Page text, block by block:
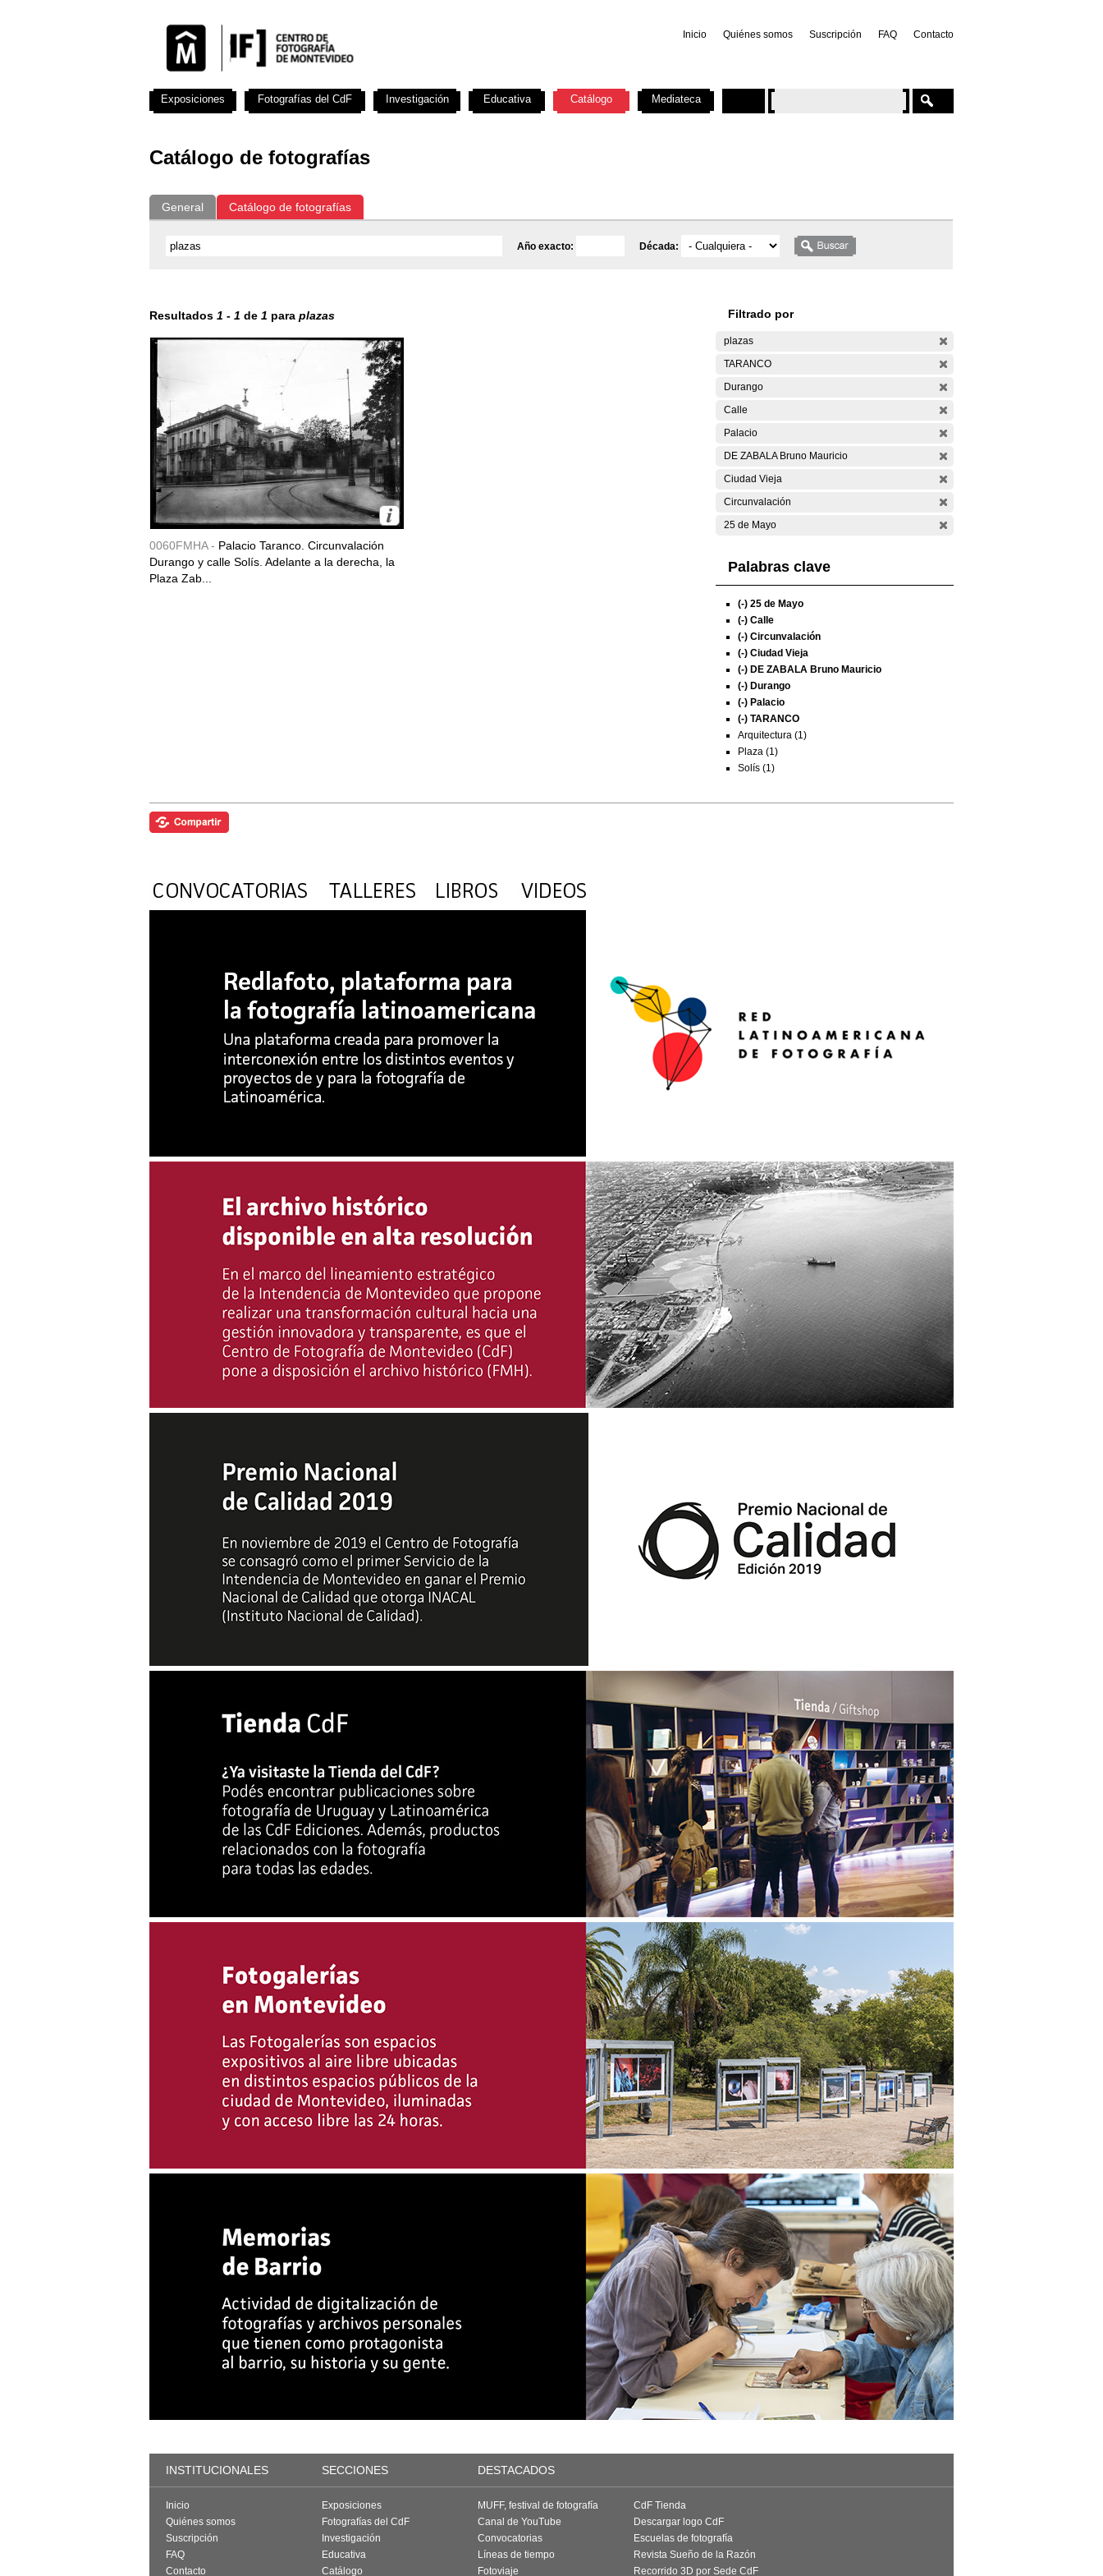
Inicio Quiénes somos Suscripción FAQ Contacto
Catálogo de fotografías
General Catálogo de fotografías
Año exacto: Década:
Resultados 1 - 1 de 1 para plazas
0060FMHA - Palacio Taranco. Circunvalación
Durango y calle Solís. Adelante a la derecha, la
Plaza Zab...
Filtrado por
plazas
TARANCO
Durango
Calle
Palacio
DE ZABALA Bruno Mauricio
Ciudad Vieja
Circunvalación
25 de Mayo
Palabras clave
(-) 25 de Mayo
(-) Calle
(-) Circunvalación
(-) Ciudad Vieja
(-) DE ZABALA Bruno Mauricio
(-) Durango
(-) Palacio
(-) TARANCO
Arquitectura (1)
Plaza (1)
Solís (1)
Exposiciones Fotografías del CdF Investigación Educativa Catálogo Mediateca
INSTITUCIONALES SECCIONES DESTACADOS
Inicio
Quiénes somos
Suscripción
FAQ
Contacto
Exposiciones
Fotografías del CdF
Investigación
Educativa
Catálogo
MUFF, festival de fotografía
Canal de YouTube
Convocatorias
Líneas de tiempo
Fotoviaje
CdF Tienda
Descargar logo CdF
Escuelas de fotografía
Revista Sueño de la Razón
Recorrido 3D por Sede CdF